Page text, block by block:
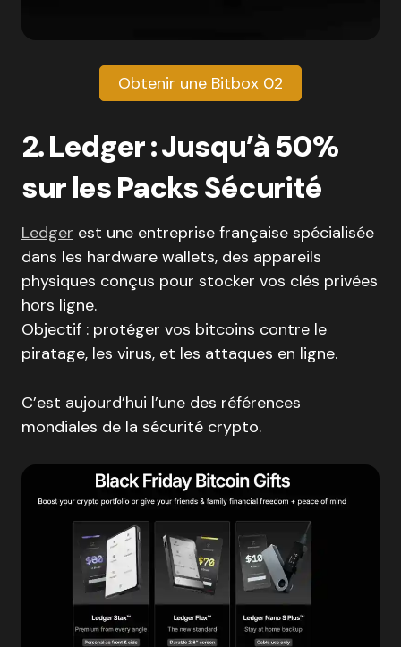
Obtenir une Bitbox 02
2. Ledger : Jusqu’à 50%
sur les Packs Sécurité
Ledger est une entreprise française spécialisée
dans les hardware wallets, des appareils
physiques conçus pour stocker vos clés privées
hors ligne.
Objectif : protéger vos bitcoins contre le
piratage, les virus, et les attaques en ligne.
C’est aujourd’hui l’une des références
mondiales de la sécurité crypto.